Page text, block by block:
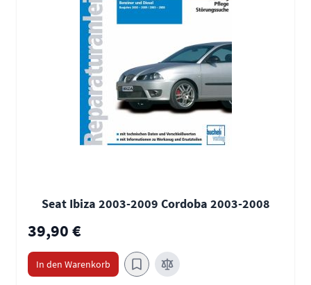
Seat Ibiza 2003-2009 Cordoba 2003-2008
39,90 €
In den Warenkorb